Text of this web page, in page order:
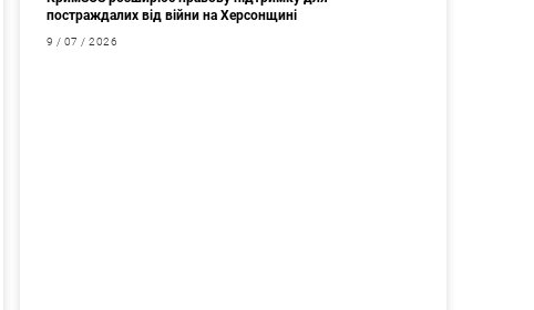
постраждалих від війни на Херсонщині
9 / 07 / 2026